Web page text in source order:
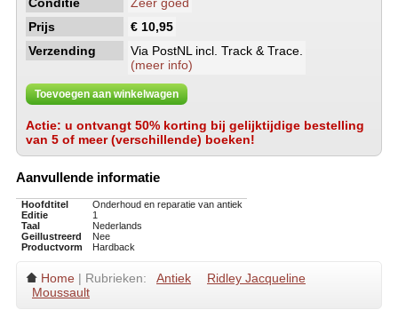
Prijs
€ 10,95
Verzending
Via PostNL incl. Track & Trace.
(meer info)
Toevoegen aan winkelwagen
Actie: u ontvangt 50% korting bij gelijktijdige bestelling
van 5 of meer (verschillende) boeken!
Aanvullende informatie
Hoofdtitel
Onderhoud en reparatie van antiek
Editie
1
Taal
Nederlands
Geillustreerd
Nee
Productvorm
Hardback
Home | Rubrieken: Antiek
Ridley Jacqueline
Moussault